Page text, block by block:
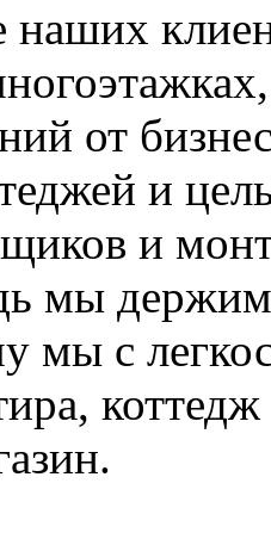
от
и
и
мы
мы с